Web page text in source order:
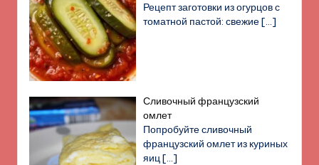
Рецепт заготовки из огурцов с
томатной пастой: свежие[…]
Сливочный французский
омлет
Попробуйте сливочный
французский омлет из куриных
яиц[…]